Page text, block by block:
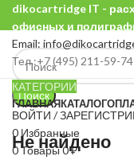
dikocartridge IT -
офисных и
Email:
Тел.:+7 (495) 211-59-74
Поиск
ВОЙТИ /
0 Избранные
0Товары0₽
КАТЕГОРИИ
ГЛАВНАЯКАТАЛОГ
Не найдено